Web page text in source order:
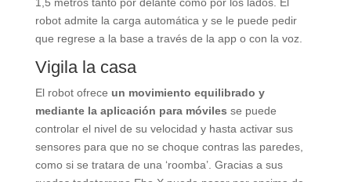
robot admite la carga automática y se le puede pedir
que regrese a la base a través de la app o con la voz.
Vigila la casa
El robot ofrece un movimiento equilibrado y
mediante la aplicación para móviles se puede
controlar el nivel de su velocidad y hasta activar sus
sensores para que no se choque contras las paredes,
como si se tratara de una ‘roomba’. Gracias a sus